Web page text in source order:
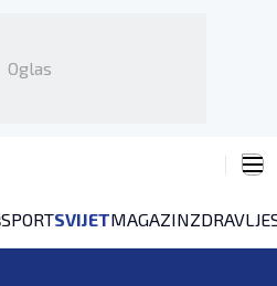
Oglas
SPORTSVIJETMAGAZINZDRAVLJE